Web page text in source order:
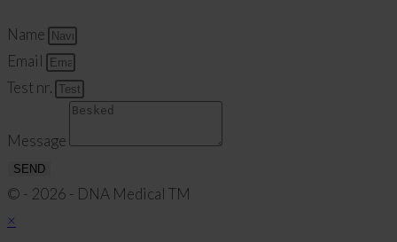
Name
Email
Test nr.
Message
SEND
© - 2026 - DNA Medical TM
×